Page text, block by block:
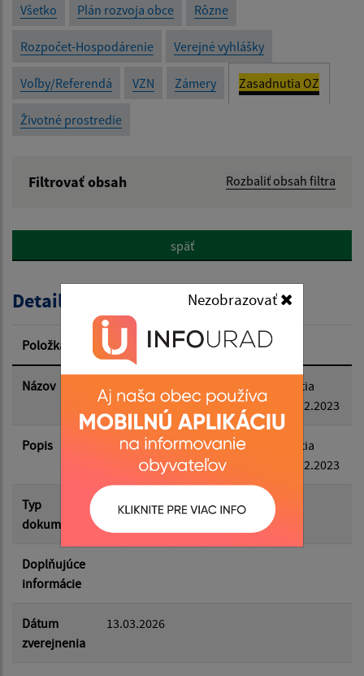
Nezobrazovať
Všetko Plán rozvoja obce Rôzne
Rozpočet-Hospodárenie Verejné vyhlášky
Voľby/Referendá VZN Zámery Zasadnutia OZ
Životné prostredie
Filtrovať obsah Rozbaliť obsah filtra
Popis:
Dátum zverejnenia od:
Dátum zverejnenia do:
späť
Detail úradného dokumentu
Položka Informácia
Názov
Zápisnica z mimoriadneho zasadnutia
obecného zastupiteľstva zo dňa 15.12.2023
Popis
Zápisnica z mimoriadneho zasadnutia
obecného zastupiteľstva zo dňa 15.12.2023
Typ
dokumentu
Zasadnutia OZ
Doplňujúce
informácie
Dátum
zverejnenia
13.03.2026